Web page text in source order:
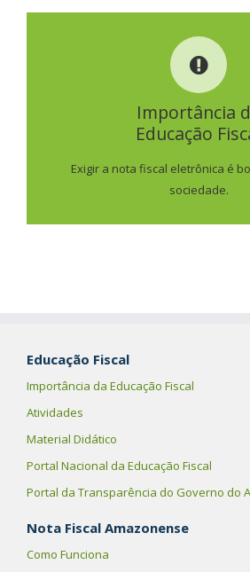
Importância
Educação
Exigir a nota fiscal eletrônica é
sociedade.
IMPORTÂNCIA
SAIBA MAIS
Educação Fiscal
Importância da Educação Fiscal
Atividades
Material Didático
Portal Nacional da Educação Fiscal
Portal da Transparência do Governo do
Nota Fiscal Amazonense
Como Funciona